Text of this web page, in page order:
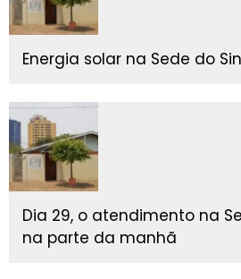
Energia solar na Sede do
Dia 29, o atendimento na
na parte da manhã